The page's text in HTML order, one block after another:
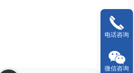
电话咨询
微信咨询